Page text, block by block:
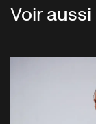
Voir aussi